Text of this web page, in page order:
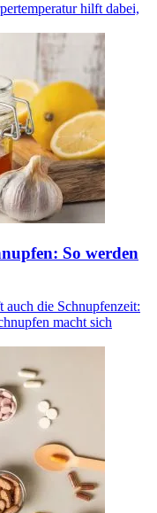
hilft dabei,
So werden
auch die Schnupfenzeit:
macht sich